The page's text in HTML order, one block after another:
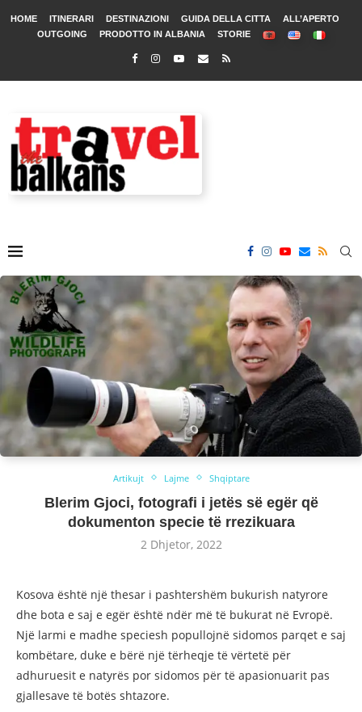
HOME ITINERARI DESTINAZIONI GUIDA DELLA CITTA
ALL’APERTO
OUTGOING
PRODOTTO IN ALBANIA STORIE
Artikujt Lajme Shqiptare
Blerim Gjoci, fotografi i jetës së egër që
dokumenton specie të rrezikuara
2 Dhjetor, 2022
Kosova është një thesar i pashtershëm bukurish natyrore
dhe bota e saj e egër është ndër më të bukurat në Evropë.
Një larmi e madhe speciesh popullojnë sidomos parqet e saj
kombëtare, duke e bërë një tërheqje të vërtetë për
adhuruesit e natyrës por sidomos për të apasionuarit pas
gjallesave të botës shtazore.